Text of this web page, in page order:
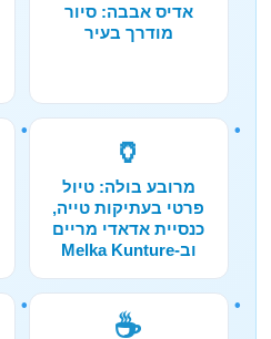
אדיס אבבה: סיור
מודרך בעיר
🏺
מרובע בולה: טיול
פרטי בעתיקות טייה,
כנסיית אדאדי מריים
וב-Melka Kunture
☕